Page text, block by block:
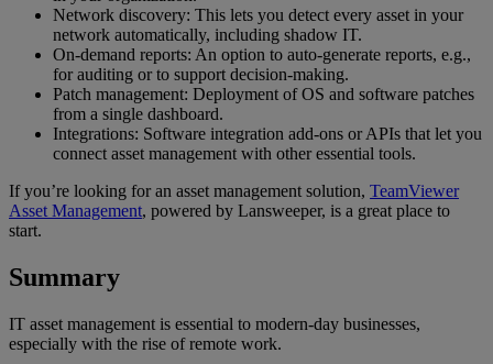
Network discovery: This lets you detect every asset in your
network automatically, including shadow IT.
On-demand reports: An option to auto-generate reports, e.g.,
for auditing or to support decision-making.
Patch management: Deployment of OS and software patches
from a single dashboard.
Integrations: Software integration add-ons or APIs that let you
connect asset management with other essential tools.
If you’re looking for an asset management solution, TeamViewer
Asset Management, powered by Lansweeper, is a great place to
start.
Summary
IT asset management is essential to modern-day businesses,
especially with the rise of remote work.